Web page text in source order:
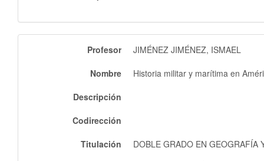
Profesor
JIMÉNEZ JIMÉNEZ, ISMAEL
Nombre
Historia militar y marítima en
Descripción
Codirección
Titulación
DOBLE GRADO EN GEOGRAFÍA